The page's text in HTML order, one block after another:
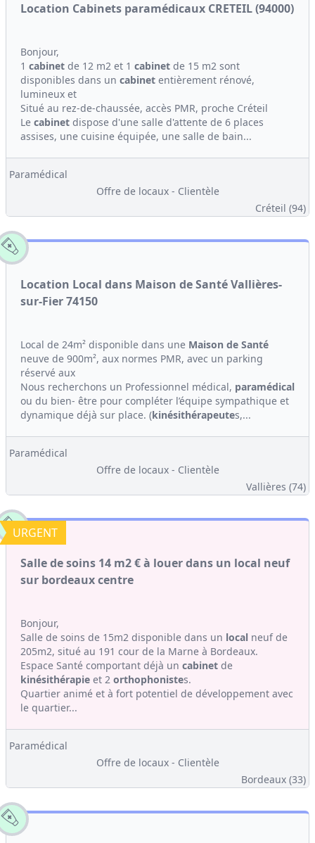
Location Cabinets paramédicaux CRETEIL (94000)
Bonjour,
1 cabinet de 12 m2 et 1 cabinet de 15 m2 sont
disponibles dans un cabinet entièrement rénové,
lumineux et
Situé au rez-de-chaussée, accès PMR, proche Créteil
Le cabinet dispose d'une salle d'attente de 6 places
assises, une cuisine équipée, une salle de bain...
Paramédical
Offre de locaux - Clientèle
Créteil (94)
Location Local dans Maison de Santé Vallières-
sur-Fier 74150
Local de 24m² disponible dans une Maison de Santé
neuve de 900m², aux normes PMR, avec un parking
réservé aux
Nous recherchons un Professionnel médical, paramédical
ou du bien- être pour compléter l’équipe sympathique et
dynamique déjà sur place. (kinésithérapeutes,...
Paramédical
Offre de locaux - Clientèle
Vallières (74)
URGENT
Salle de soins 14 m2 € à louer dans un local neuf
sur bordeaux centre
Bonjour,
Salle de soins de 15m2 disponible dans un local neuf de
205m2, situé au 191 cour de la Marne à Bordeaux.
Espace Santé comportant déjà un cabinet de
kinésithérapie et 2 orthophonistes.
Quartier animé et à fort potentiel de développement avec
le quartier...
Paramédical
Offre de locaux - Clientèle
Bordeaux (33)